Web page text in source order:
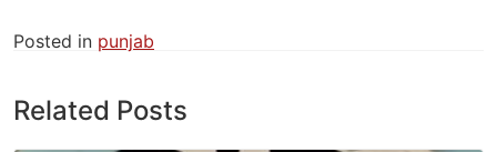
Posted in punjab
Related Posts